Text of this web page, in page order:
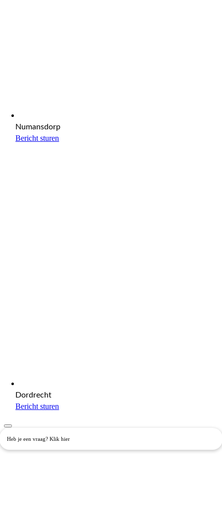
Numansdorp
Bericht sturen
Dordrecht
Bericht sturen
Heb je een vraag? Klik hier